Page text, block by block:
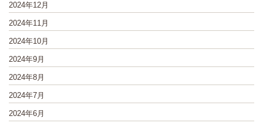
2024年12月
2024年11月
2024年10月
2024年9月
2024年8月
2024年7月
2024年6月